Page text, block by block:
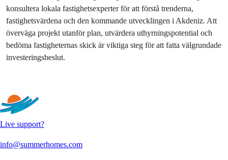
konsultera lokala fastighetsexperter för att förstå trenderna,
fastighetsvärdena och den kommande utvecklingen i Akdeniz. Att
överväga projekt utanför plan, utvärdera uthyrningspotential och
bedöma fastigheternas skick är viktiga steg för att fatta välgrundade
investeringsbeslut.
Live support?
info@summerhomes.com